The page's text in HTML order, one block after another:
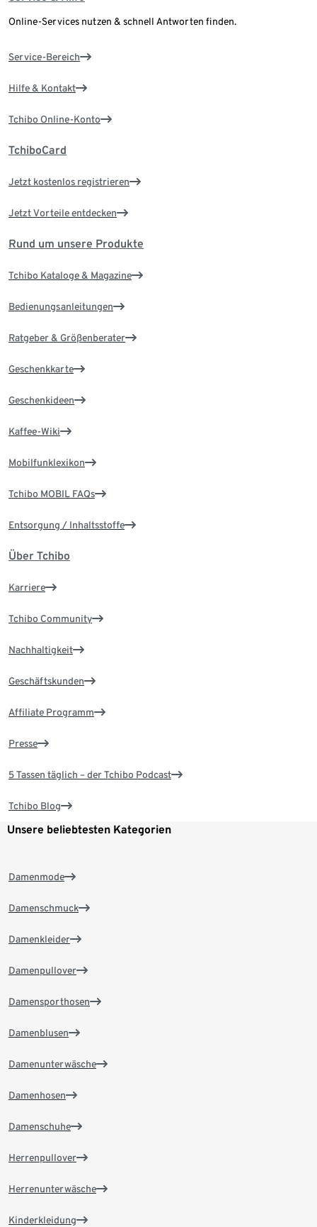
Online-Services nutzen & schnell Antworten finden.
Service-Bereich
Hilfe & Kontakt
Tchibo Online-Konto
TchiboCard
Jetzt kostenlos registrieren
Jetzt Vorteile entdecken
Rund um unsere Produkte
Tchibo Kataloge & Magazine
Bedienungsanleitungen
Ratgeber & Größenberater
Geschenkkarte
Geschenkideen
Kaffee-Wiki
Mobilfunklexikon
Tchibo MOBIL FAQs
Entsorgung / Inhaltsstoffe
Über Tchibo
Karriere
Tchibo Community
Nachhaltigkeit
Geschäftskunden
Affiliate Programm
Presse
5 Tassen täglich – der Tchibo Podcast
Tchibo Blog
Unsere beliebtesten Kategorien
Damenmode
Damenschmuck
Damenkleider
Damenpullover
Damensporthosen
Damenblusen
Damenunterwäsche
Damenhosen
Damenschuhe
Herrenpullover
Herrenunterwäsche
Kinderkleidung